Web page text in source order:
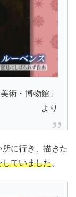
術・博物館」
より
に行き、描きた
していました。